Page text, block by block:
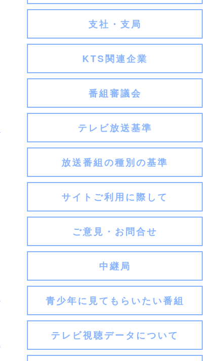
支社・支局
KTS関連企業
番組審議会
テレビ放送基準
放送番組の種別の基準
サイトご利用に際して
ご意見・お問合せ
中継局
青少年に見てもらいたい番組
テレビ視聴データについて